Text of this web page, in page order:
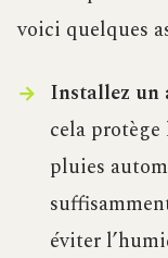
voici quelques
Installez un
cela
pluies
éviter